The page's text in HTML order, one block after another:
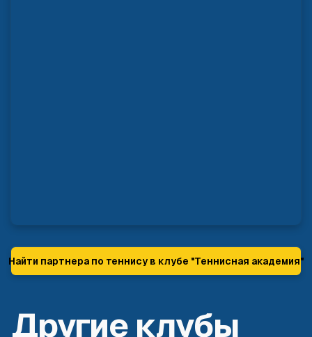
Найти партнера по теннису в клубе "Теннисная академия"
Другие клубы